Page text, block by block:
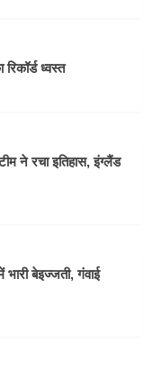
ध्वस्त
ने रचा इतिहास, इंग्लैंड
बेइज्जती, गंवाई